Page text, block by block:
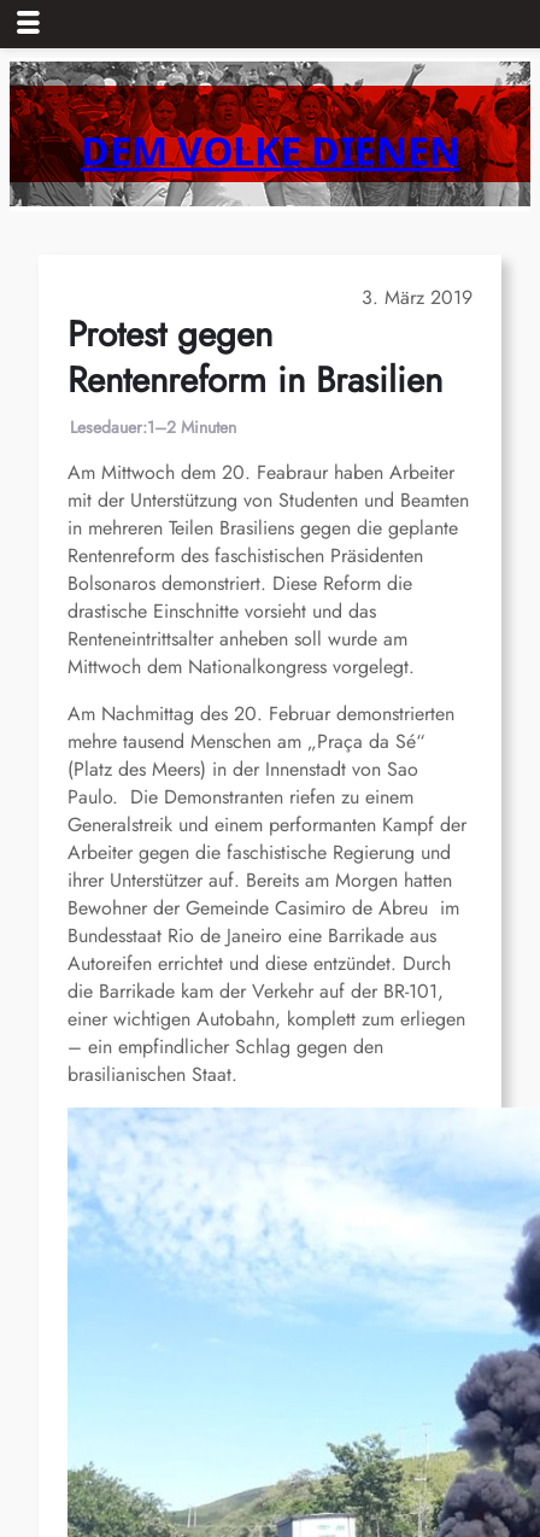
Zum
Inhalt
springenDEM VOLKE DIENEN
3. März 2019
Protest gegen
Rentenreform in Brasilien
Lesedauer:1–2 Minuten
Am Mittwoch dem 20. Feabraur haben Arbeiter
mit der Unterstützung von Studenten und Beamten
in mehreren Teilen Brasiliens gegen die geplante
Rentenreform des faschistischen Präsidenten
Bolsonaros demonstriert. Diese Reform die
drastische Einschnitte vorsieht und das
Renteneintrittsalter anheben soll wurde am
Mittwoch dem Nationalkongress vorgelegt.
Am Nachmittag des 20. Februar demonstrierten
mehre tausend Menschen am „Praça da Sé“
(Platz des Meers) in der Innenstadt von Sao
Paulo. Die Demonstranten riefen zu einem
Generalstreik und einem performanten Kampf der
Arbeiter gegen die faschistische Regierung und
ihrer Unterstützer auf. Bereits am Morgen hatten
Bewohner der Gemeinde Casimiro de Abreu im
Bundesstaat Rio de Janeiro eine Barrikade aus
Autoreifen errichtet und diese entzündet. Durch
die Barrikade kam der Verkehr auf der BR-101,
einer wichtigen Autobahn, komplett zum erliegen
– ein empfindlicher Schlag gegen den
brasilianischen Staat.